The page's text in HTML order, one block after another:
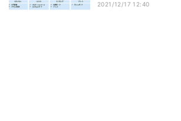
2021/12/17 12:40